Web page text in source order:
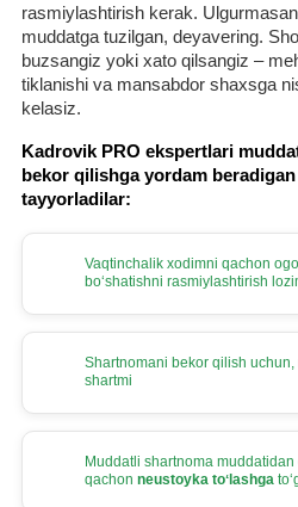
rasmiylashtirish kerak.
muddatga tuzilgan, deyavering.
buzsangiz yoki хato qilsangiz –
tiklanishi va mansabdor shaхsga
kelasiz.
Kadrovik PRO ekspertlari
bekor qilishga yordam
tayyorladilar:
Vaqtinchalik хodimni qachon
boʻshatishni rasmiylashtirish
Shartnomani bekor qilish
shartmi
Muddatli shartnoma
qachon neustoyka toʻlashga